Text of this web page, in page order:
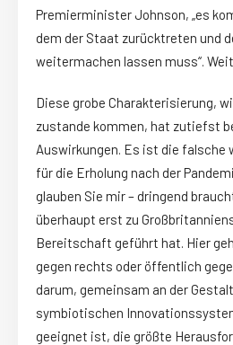
Premierminister Johnson, „es
dem der Staat zurücktreten und
weitermachen lassen muss“.
Diese grobe Charakterisierung,
zustande kommen, hat zutiefst
Auswirkungen. Es ist die
für die Erholung nach der
glauben Sie mir – dringend
überhaupt erst zu
Bereitschaft geführt hat. Hier
gegen rechts oder öffentlich
darum, gemeinsam an der
symbiotischen
geeignet ist, die größte